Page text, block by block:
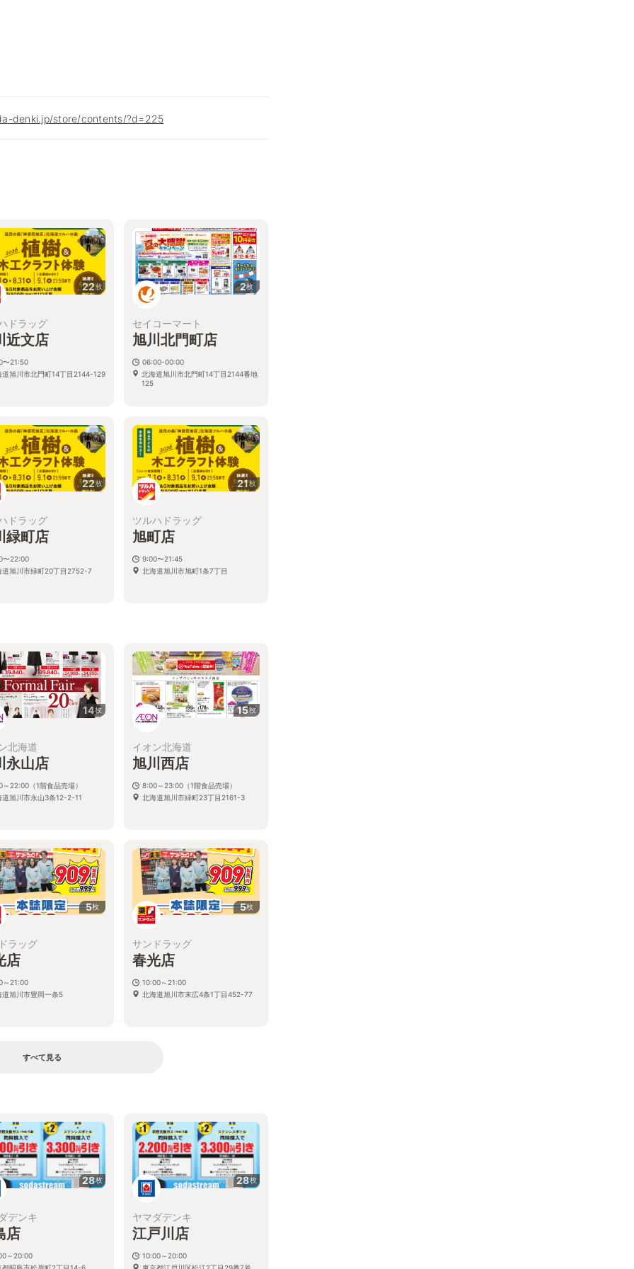
denki.jp/store/contents/?d=225
22枚
ドラッグ
近文店
〜21:50
道旭川市北門町14丁目2144-129
2枚
セイコーマート
旭川北門町店
06:00-00:00
北海道旭川市北門町14丁目2144番地
125
22枚
ドラッグ
緑町店
〜22:00
道旭川市緑町20丁目2752-7
21枚
ツルハドラッグ
旭町店
9:00〜21:45
北海道旭川市旭町1条7丁目
14枚
北海道
永山店
～22:00（1階食品売場）
道旭川市永山3条12-2-11
15枚
イオン北海道
旭川西店
8:00～23:00（1階食品売場）
北海道旭川市緑町23丁目2161-3
5枚
ラッグ
店
～21:00
道旭川市豊岡一条5
5枚
サンドラッグ
春光店
10:00～21:00
北海道旭川市末広4条1丁目452-77
すべて見る
28枚
デンキ
店
～20:00
都昭島市松原町2丁目14-6
28枚
ヤマダデンキ
江戸川店
10:00～20:00
東京都江戸川区松江2丁目29番7号